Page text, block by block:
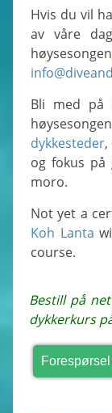
Hvis du vil ha sjansen til å se Feiemaskiner på en
av våre
Bli med på våre dykkerturer med hurtigbåt i
dykkesteder
og fokus på
moro.
Not yet a
Koh Lanta
course.
Bestill på nettet og spar 10 % på dykkerturer og
dykkerkurs